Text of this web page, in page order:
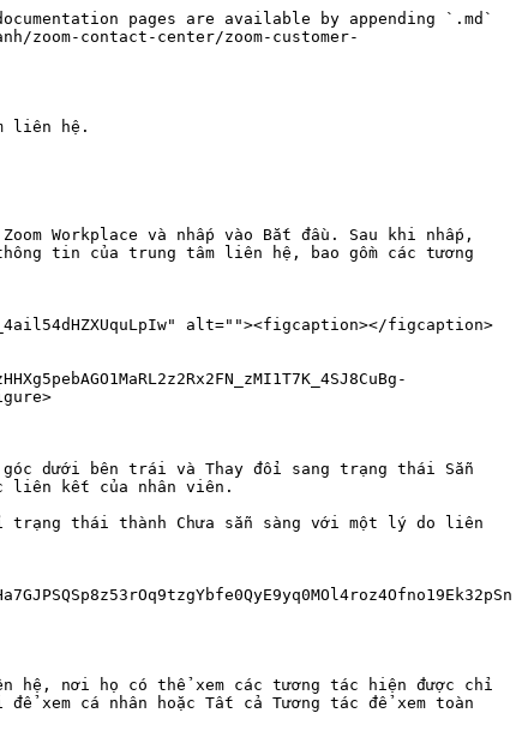
pages are available by appending `.md`
contact-center/zoom-customer-
liên hệ.
Workplace và nhấp vào Bắt đầu. Sau khi nhấp,
tin của trung tâm liên hệ, bao gồm các tương
alt=""><figcaption></figcaption>
dưới bên trái và Thay đổi sang trạng thái Sẵn
liên kết của nhân viên.
thái thành Chưa sẵn sàng với một lý do liên
hệ, nơi họ có thể xem các tương tác hiện được chỉ
xem cá nhân hoặc Tất cả Tương tác để xem toàn